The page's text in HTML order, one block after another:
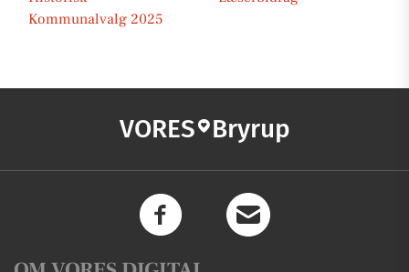
Kommunalvalg 2025
VORES Bryrup